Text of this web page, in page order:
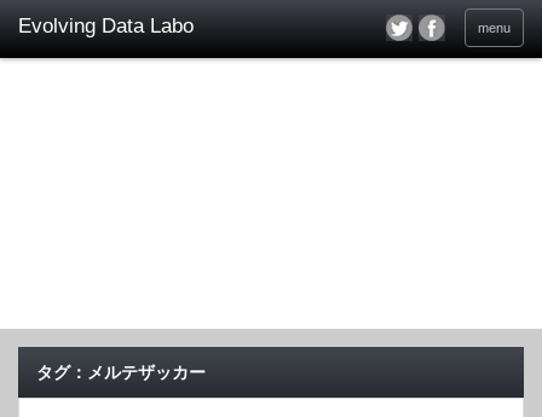
menu
タグ：メルテザッカー